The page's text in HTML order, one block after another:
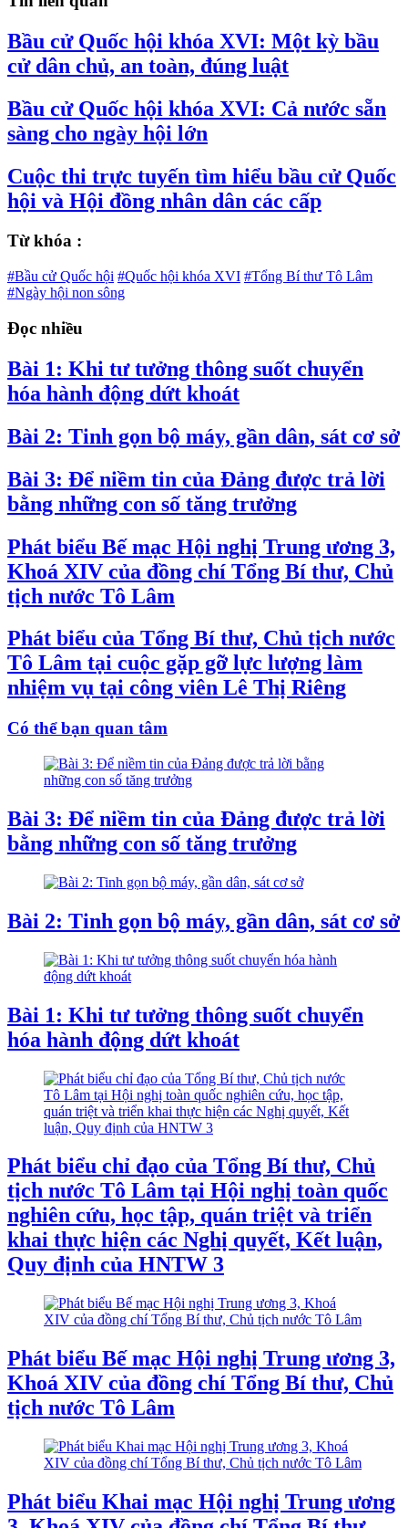
Bầu cử Quốc hội khóa XVI: Một kỳ bầu
cử dân chủ, an toàn, đúng luật
Bầu cử Quốc hội khóa XVI: Cả nước sẵn
sàng cho ngày hội lớn
Cuộc thi trực tuyến tìm hiểu bầu cử Quốc
hội và Hội đồng nhân dân các cấp
Từ khóa :
#Bầu cử Quốc hội #Quốc hội khóa XVI #Tổng Bí thư Tô Lâm
#Ngày hội non sông
Đọc nhiều
Bài 1: Khi tư tưởng thông suốt chuyển
hóa hành động dứt khoát
Bài 2: Tinh gọn bộ máy, gần dân, sát cơ sở
Bài 3: Để niềm tin của Đảng được trả lời
bằng những con số tăng trưởng
Phát biểu Bế mạc Hội nghị Trung ương 3,
Khoá XIV của đồng chí Tổng Bí thư, Chủ
tịch nước Tô Lâm
Phát biểu của Tổng Bí thư, Chủ tịch nước
Tô Lâm tại cuộc gặp gỡ lực lượng làm
nhiệm vụ tại công viên Lê Thị Riêng
Có thể bạn quan tâm
Bài 3: Để niềm tin của Đảng được trả lời
bằng những con số tăng trưởng
Bài 2: Tinh gọn bộ máy, gần dân, sát cơ sở
Bài 1: Khi tư tưởng thông suốt chuyển
hóa hành động dứt khoát
Phát biểu chỉ đạo của Tổng Bí thư, Chủ
tịch nước Tô Lâm tại Hội nghị toàn quốc
nghiên cứu, học tập, quán triệt và triển
khai thực hiện các Nghị quyết, Kết luận,
Quy định của HNTW 3
Phát biểu Bế mạc Hội nghị Trung ương 3,
Khoá XIV của đồng chí Tổng Bí thư, Chủ
tịch nước Tô Lâm
Phát biểu Khai mạc Hội nghị Trung ương